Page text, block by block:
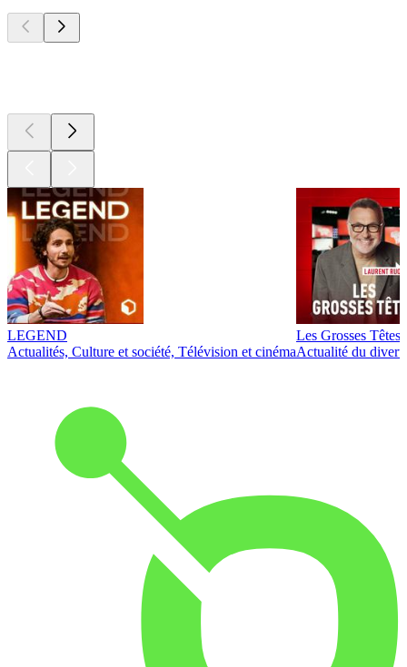
LEGEND
Actualités, Culture et société, Télévision et cinéma
Les Grosses Têtes
Actualité du